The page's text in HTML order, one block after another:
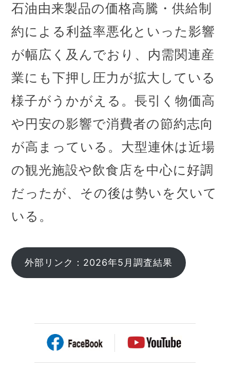
石油由来製品の価格高騰・供給制
約による利益率悪化といった影響
が幅広く及んでおり、内需関連産
業にも下押し圧力が拡大している
様子がうかがえる。長引く物価高
や円安の影響で消費者の節約志向
が高まっている。大型連休は近場
の観光施設や飲食店を中心に好調
だったが、その後は勢いを欠いて
いる。
外部リンク：2026年5月調査結果